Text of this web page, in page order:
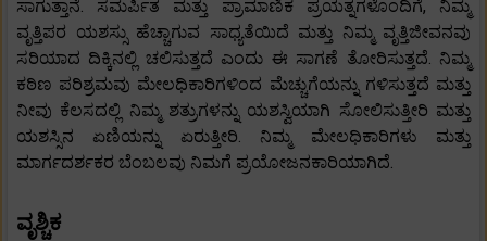
ಸಾಗುತ್ತಾನೆ. ಸಮರ್ಪಿತ ಮತ್ತು ಪ್ರಾಮಾಣಿಕ ಪ್ರಯತ್ನಗಳೊಂದಿಗೆ, ನಿಮ್ಮ
ವೃತ್ತಿಪರ ಯಶಸ್ಸು ಹೆಚ್ಚಾಗುವ ಸಾಧ್ಯತೆಯಿದೆ ಮತ್ತು ನಿಮ್ಮ ವೃತ್ತಿಜೀವನವು
ಸರಿಯಾದ ದಿಕ್ಕಿನಲ್ಲಿ ಚಲಿಸುತ್ತದೆ ಎಂದು ಈ ಸಾಗಣೆ ತೋರಿಸುತ್ತದೆ. ನಿಮ್ಮ
ಕಠಿಣ ಪರಿಶ್ರಮವು ಮೇಲಧಿಕಾರಿಗಳಿಂದ ಮೆಚ್ಚುಗೆಯನ್ನು ಗಳಿಸುತ್ತದೆ ಮತ್ತು
ನೀವು ಕೆಲಸದಲ್ಲಿ ನಿಮ್ಮ ಶತ್ರುಗಳನ್ನು ಯಶಸ್ವಿಯಾಗಿ ಸೋಲಿಸುತ್ತೀರಿ ಮತ್ತು
ಯಶಸ್ಸಿನ ಏಣಿಯನ್ನು ಏರುತ್ತೀರಿ. ನಿಮ್ಮ ಮೇಲಧಿಕಾರಿಗಳು ಮತ್ತು
ಮಾರ್ಗದರ್ಶಕರ ಬೆಂಬಲವು ನಿಮಗೆ ಪ್ರಯೋಜನಕಾರಿಯಾಗಿದೆ.
ವೃಶ್ಚಿಕ